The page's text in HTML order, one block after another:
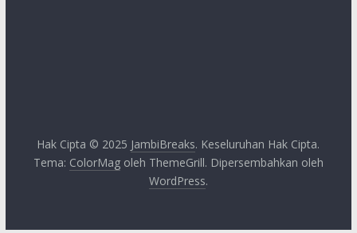
Hak Cipta © 2025 JambiBreaks. Keseluruhan Hak Cipta.
Tema: ColorMagoleh ThemeGrill. Dipersembahkan oleh
WordPress.